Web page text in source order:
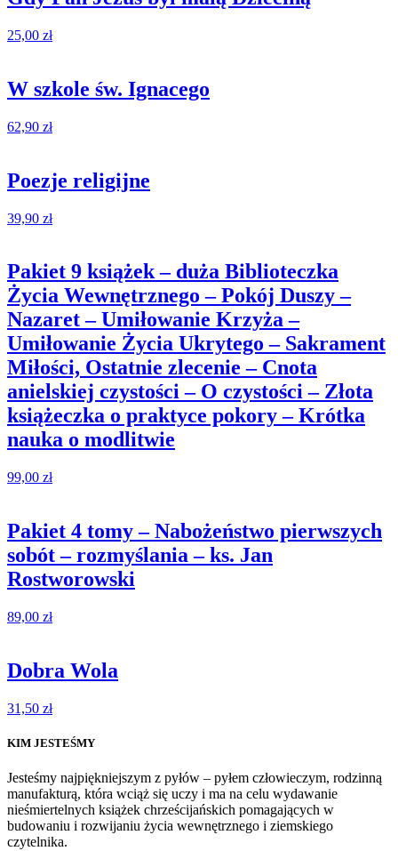
25,00 zł
W szkole św. Ignacego
62,90 zł
Poezje religijne
39,90 zł
Pakiet 9 książek – duża Biblioteczka
Życia Wewnętrznego – Pokój Duszy –
Nazaret – Umiłowanie Krzyża –
Umiłowanie Życia Ukrytego – Sakrament
Miłości, Ostatnie zlecenie – Cnota
anielskiej czystości – O czystości – Złota
książeczka o praktyce pokory – Krótka
nauka o modlitwie
99,00 zł
Pakiet 4 tomy – Nabożeństwo pierwszych
sobót – rozmyślania – ks. Jan
Rostworowski
89,00 zł
Dobra Wola
31,50 zł
KIM JESTEŚMY
Jesteśmy najpiękniejszym z pyłów – pyłem człowieczym, rodzinną
manufakturą, która wciąż się uczy i ma na celu wydawanie
nieśmiertelnych książek chrześcijańskich pomagających w
budowaniu i rozwijaniu życia wewnętrznego i ziemskiego
czytelnika.